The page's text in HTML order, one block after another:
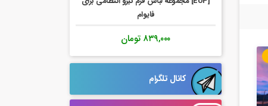
فایوام
۸۳۹,۰۰۰ تومان
کانال تلگرام